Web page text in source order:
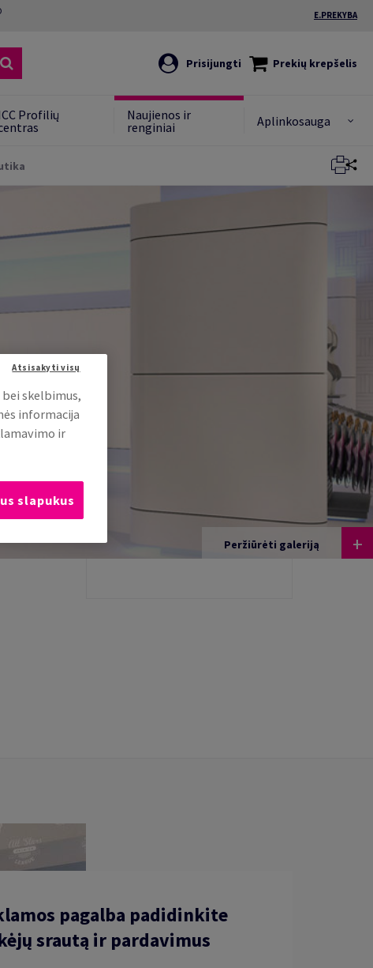
E.PREKYBA
Prisijungti Prekių krepšelis
Profilių
Naujienos ir
renginiai
Aplinkosauga
Peržiūrėti galeriją +
pagalba padidinkite
srautą ir pardavimus
skelbimus,
informacija
ir
Atsisakyti visų
slapukus